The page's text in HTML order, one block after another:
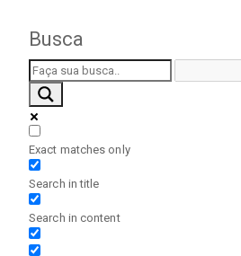
Busca
Exact matches only
Search in title
Search in content